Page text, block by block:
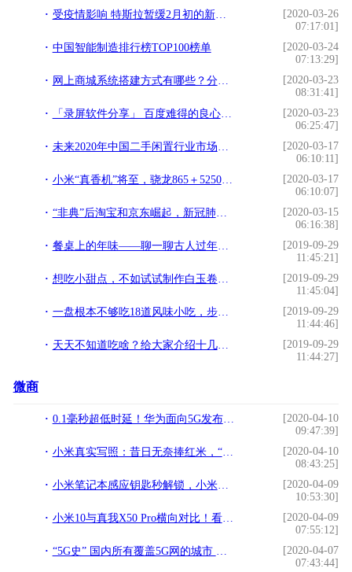
受疫情影响 特斯拉暂缓2月初的新车交付
[2020-03-26
07:17:01]
中国智能制造排行榜TOP100榜单
[2020-03-24
07:13:29]
网上商城系统搭建方式有哪些？分析比较详解
[2020-03-23
08:31:41]
「录屏软件分享」 百度难得的良心产品，好用不火系列必须有它
[2020-03-23
06:25:47]
未来2020年中国二手闲置行业市场分析：未来万亿市场规模
[2020-03-17
06:10:11]
小米“真香机”将至，骁龙865＋5250mAh＋65W闪充，米粉期待中
[2020-03-17
06:10:07]
“非典”后淘宝和京东崛起，新冠肺炎后会造就谁？
[2020-03-15
06:16:38]
餐桌上的年味——聊一聊古人过年吃什么
[2019-09-29
11:45:21]
想吃小甜点，不如试试制作白玉卷，好吃且不容易腻
[2019-09-29
11:45:04]
一盘根本不够吃18道风味小吃，步骤其实很简单，孩子天天喊着要吃
[2019-09-29
11:44:46]
天天不知道吃啥？给大家介绍十几道菜，每天换着样吃
[2019-09-29
11:44:27]
微商
0.1毫秒超低时延！华为面向5G发布首个内置AI芯片的全闪存
[2020-04-10
09:47:39]
小米真实写照：昔日无奈捧红米，“而今迈步从头越”
[2020-04-10
08:43:25]
小米笔记本感应钥匙秒解锁，小米手环4必备新技能
[2020-04-09
10:53:30]
小米10与真我X50 Pro横向对比！看完你就知道该选谁了
[2020-04-09
07:55:12]
“5G史” 国内所有覆盖5G网的城市 买5G手机 你所在城市覆盖了没
[2020-04-07
07:43:44]